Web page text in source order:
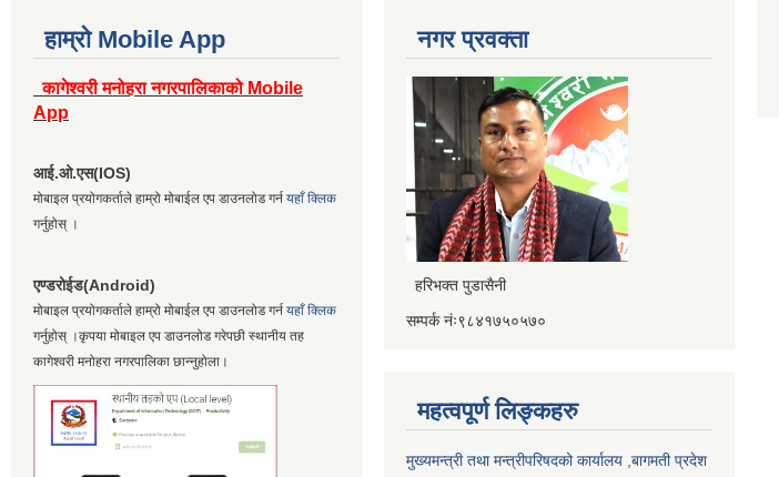
हाम्रो Mobile App
कागेश्वरी मनोहरा नगरपालिकाको Mobile
App
आई.ओ.एस(IOS)
मोबाइल प्रयोगकर्ताले हाम्रो मोबाईल एप डाउनलोड गर्न यहाँ क्लिक
गर्नुहोस् ।
एण्डरोईड(Android)
मोबाइल प्रयोगकर्ताले हाम्रो मोबाईल एप डाउनलोड गर्न यहाँ क्लिक
गर्नुहोस् ।कृपया मोबाइल एप डाउनलोड गरेपछी स्थानीय तह
कागेश्वरी मनोहरा नगरपालिका छान्नुहोला।
नगर प्रवक्ता
हरिभक्त पुडासैनी
सम्पर्क नंः९८४१७५०५७०
महत्वपूर्ण लिङ्कहरु
मुख्यमन्त्री तथा मन्त्रीपरिषदको कार्यालय ,बागमती प्रदेश